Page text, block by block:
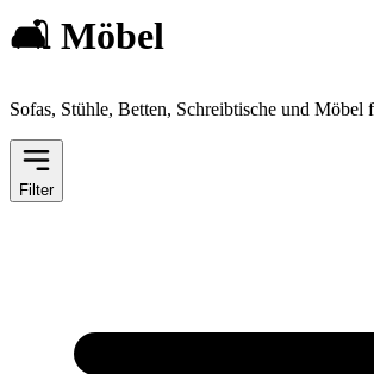
🛋️ Möbel
Sofas, Stühle, Betten, Schreibtische und Möbel
Filter